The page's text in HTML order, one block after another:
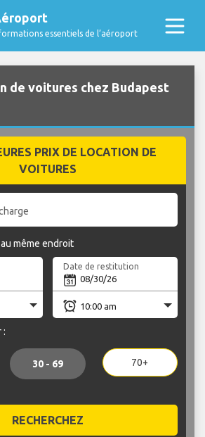
essentiels de l’aéroport
de voitures chez Budapest
PRIX DE LOCATION DE
VOITURES
même endroit
Date de restitution
:
30 - 69 70+
RECHERCHEZ